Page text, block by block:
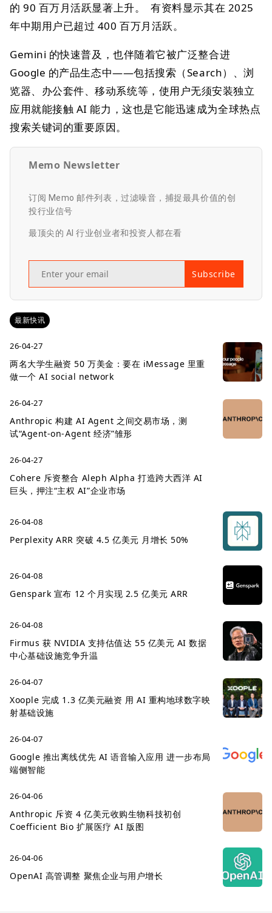
的 90 百万月活跃显著上升。 有资料显示其在 2025
年中期用户已超过 400 百万月活跃。
Gemini 的快速普及，也伴随着它被广泛整合进
Google 的产品生态中——包括搜索（Search）、浏
览器、办公套件、移动系统等，使用户无须安装独立
应用就能接触 AI 能力，这也是它能迅速成为全球热点
搜索关键词的重要原因。
Memo Newsletter
订阅 Memo 邮件列表，过滤噪音，捕捉最具价值的创
投行业信号
最顶尖的 AI 行业创业者和投资人都在看
Subscribe
最新快讯
26-04-27
两名大学生融资 50 万美金：要在 iMessage 里重
做一个 AI social network
26-04-27
Anthropic 构建 AI Agent 之间交易市场，测
试“Agent-on-Agent 经济”雏形
26-04-27
Cohere 斥资整合 Aleph Alpha 打造跨大西洋 AI
巨头，押注“主权 AI”企业市场
26-04-08
Perplexity ARR 突破 4.5 亿美元 月增长 50%
26-04-08
Genspark 宣布 12 个月实现 2.5 亿美元 ARR
26-04-08
Firmus 获 NVIDIA 支持估值达 55 亿美元 AI 数据
中心基础设施竞争升温
26-04-07
Xoople 完成 1.3 亿美元融资 用 AI 重构地球数字映
射基础设施
26-04-07
Google 推出离线优先 AI 语音输入应用 进一步布局
端侧智能
26-04-06
Anthropic 斥资 4 亿美元收购生物科技初创
Coefficient Bio 扩展医疗 AI 版图
26-04-06
OpenAI 高管调整 聚焦企业与用户增长